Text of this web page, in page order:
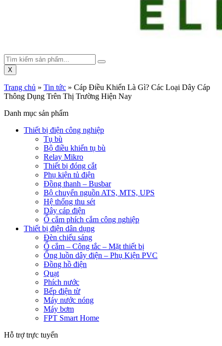
X
Trang chủ » Tin tức » Cáp Điều Khiển Là Gì? Các Loại Dây Cáp
Thông Dụng Trên Thị Trường Hiện Nay
Danh mục sản phẩm
Thiết bị điện công nghiệp
Tụ bù
Bộ điều khiển tụ bù
Relay Mikro
Thiết bị đóng cắt
Phụ kiện tủ điện
Đồng thanh – Busbar
Bộ chuyển nguồn ATS, MTS, UPS
Hệ thống thu sét
Dây cáp điện
Ổ cắm phích cắm công nghiệp
Thiết bị điện dân dụng
Đèn chiếu sáng
Ổ cắm – Công tắc – Mặt thiết bị
Ống luồn dây điện – Phụ Kiện PVC
Đồng hồ điện
Quạt
Phích nước
Bếp điện từ
Máy nước nóng
Máy bơm
FPT Smart Home
Hỗ trợ trực tuyến